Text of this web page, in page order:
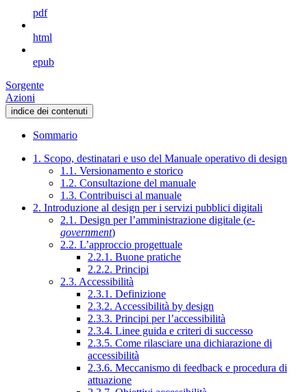
pdf
html
epub
Sorgente
Azioni
indice dei contenuti
Sommario
1. Scopo, destinatari e uso del Manuale operativo di design
1.1. Versionamento e storico
1.2. Consultazione del manuale
1.3. Contribuisci al manuale
2. Introduzione al design per i servizi pubblici digitali
2.1. Design per l’amministrazione digitale (e-
government)
2.2. L’approccio progettuale
2.2.1. Buone pratiche
2.2.2. Principi
2.3. Accessibilità
2.3.1. Definizione
2.3.2. Accessibilità by design
2.3.3. Principi per l’accessibilità
2.3.4. Linee guida e criteri di successo
2.3.5. Come rilasciare una dichiarazione di
accessibilità
2.3.6. Meccanismo di feedback e procedura di
attuazione